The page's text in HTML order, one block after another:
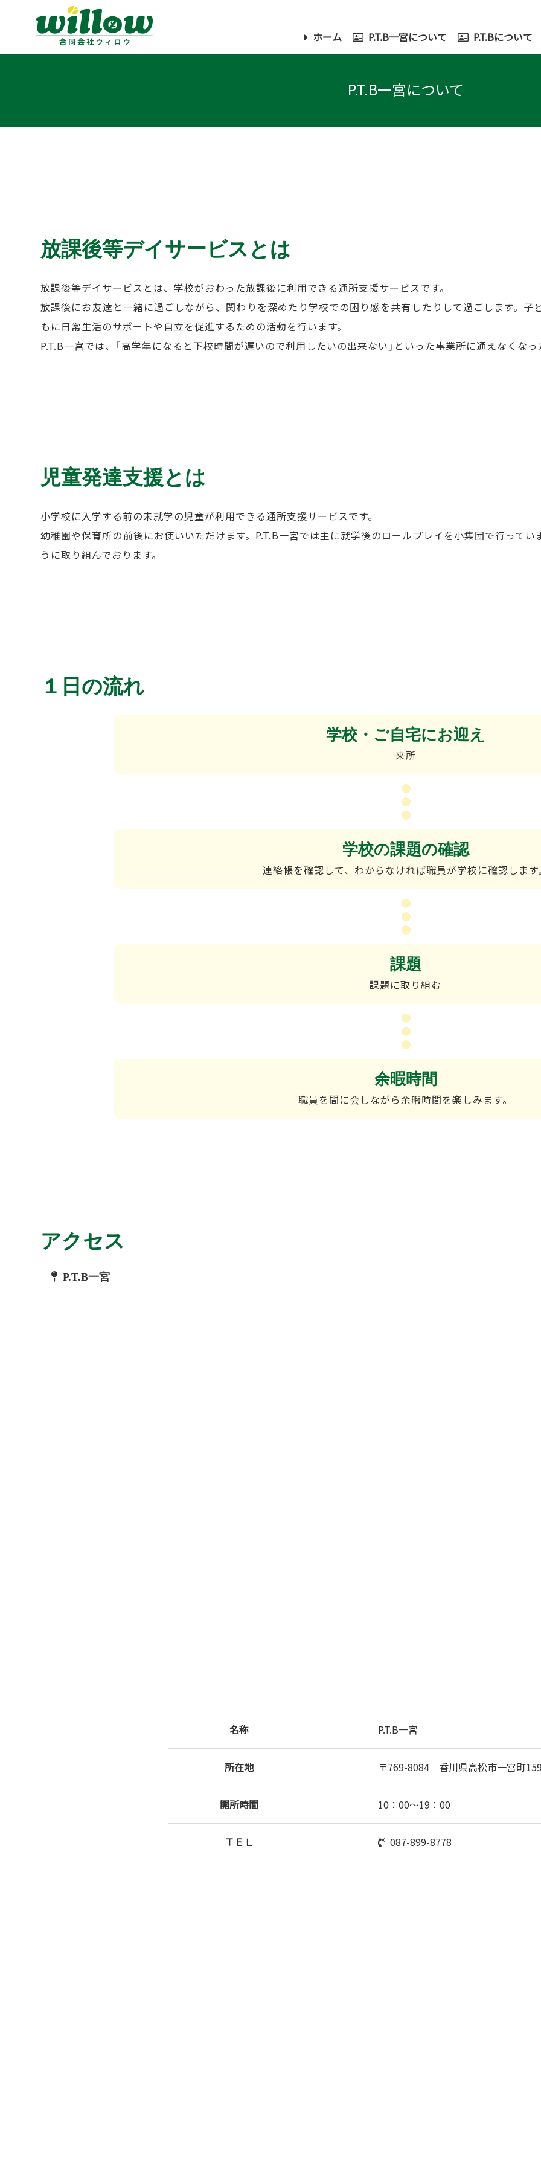
ホーム P.T.B一宮について P.T.Bについて
P.T.B一宮について
放課後等デイサービスとは
放課後等デイサービスとは、学校がおわった放課後に利用できる通所支援サービスです。
放課後にお友達と一緒に過ごしながら、関わりを深めたり学校での困り感を共有したりして過ごします。
もに日常生活のサポートや自立を促進するための活動を行います。
P.T.B一宮では、「高学年になると下校時間が遅いので利用したいの出来ない」といった事業所に通えなくな
児童発達支援とは
小学校に入学する前の未就学の児童が利用できる通所支援サービスです。
幼稚園や保育所の前後にお使いいただけます。P.T.B一宮では主に就学後のロールプレイを小集団で行って
うに取り組んでおります。
１日の流れ
学校・ご自宅にお迎え
来所
学校の課題の確認
連絡帳を確認して、わからなければ職員が学校に確認します
課題
課題に取り組む
余暇時間
職員を間に会しながら余暇時間を楽しみます。
アクセス
P.T.B一宮
名称 P.T.B一宮
所在地 〒769-8084 香川県高松市一宮町
開所時間 10：00～19：00
ＴＥＬ 087-899-8778